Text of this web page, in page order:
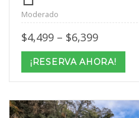
Moderado
$4,499 – $6,399Price
$4,499
through
$6,399
¡RESERVA AHORA!